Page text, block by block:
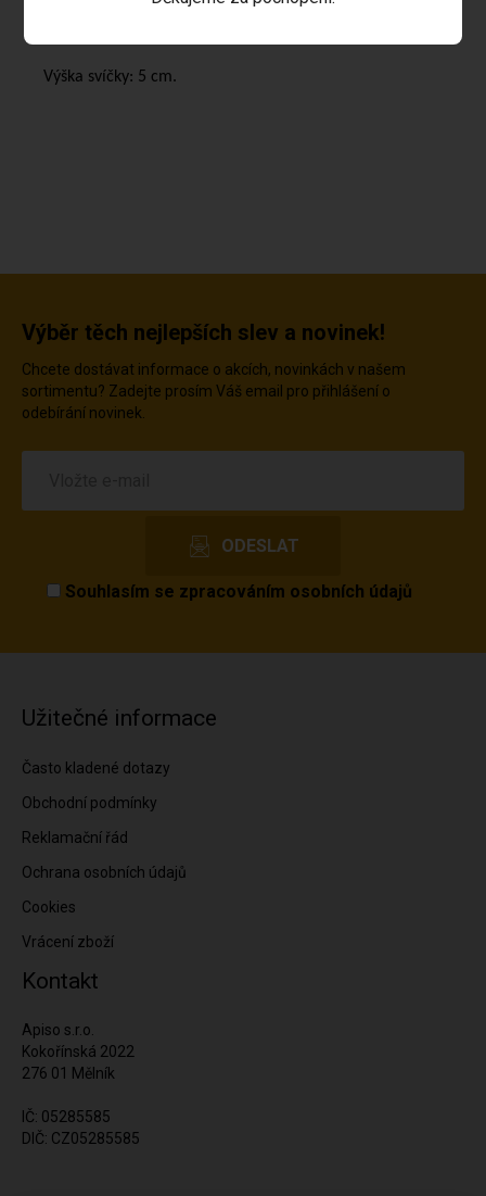
Výška svíčky: 5 cm.
Výběr těch nejlepších slev a novinek!
Chcete dostávat informace o akcích, novinkách v našem
sortimentu? Zadejte prosím Váš email pro přihlášení o
odebírání novinek.
Souhlasím se zpracováním osobních údajů
Užitečné informace
Často kladené dotazy
Obchodní podmínky
Reklamační řád
Ochrana osobních údajů
Cookies
Vrácení zboží
Kontakt
Apiso s.r.o.
Kokořínská 2022
276 01 Mělník
IČ: 05285585
DIČ: CZ05285585